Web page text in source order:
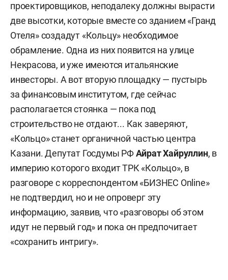
проектировщиков, неподалеку должны вырасти
две высотки, которые вместе со зданием «Гранд
Отеля» создадут «Кольцу» необходимое
обрамление. Одна из них появится на улице
Некрасова, и уже имеются итальянские
инвесторы. А вот вторую площадку — пустырь
за финансовым институтом, где сейчас
располагается стоянка — пока под
строительство не отдают... Как заверяют,
«Кольцо» станет органичной частью центра
Казани. Депутат Госдумы РФАйрат Хайруллин, в
империю которого входит ТРК «Кольцо», в
разговоре с корреспондентом «БИЗНЕС Online»
не подтвердил, но и не опроверг эту
информацию, заявив, что «разговоры об этом
идут не первый год» и пока он предпочитает
«сохранить интригу».